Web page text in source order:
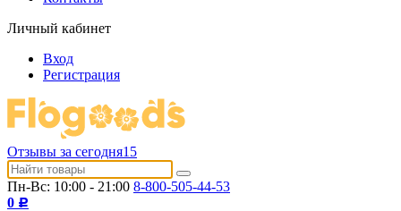
Личный кабинет
Вход
Регистрация
Отзывы за сегодня15
Пн-Вс: 10:00 - 21:00 8-800-505-44-53
0 Р